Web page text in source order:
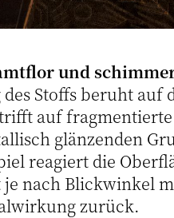
und
Stoffs beruht auf
auf
glänzenden
reagiert die
nach Blickwinkel
zurück.